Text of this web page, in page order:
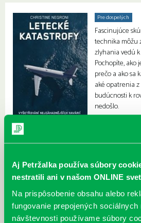
Aj Petržalka používa súbory
nestratili ani v našom ONLINE
Na prispôsobenie obsahu alebo
fungovanie prepojených
návštevnosti používame súbory
Pre dospelých
Fascinujúce
technika môžu
zlyhania vedú
Pochopíte, ako
prečo a ako sa
aké opatrenia
budúcnosti k
nedošlo.